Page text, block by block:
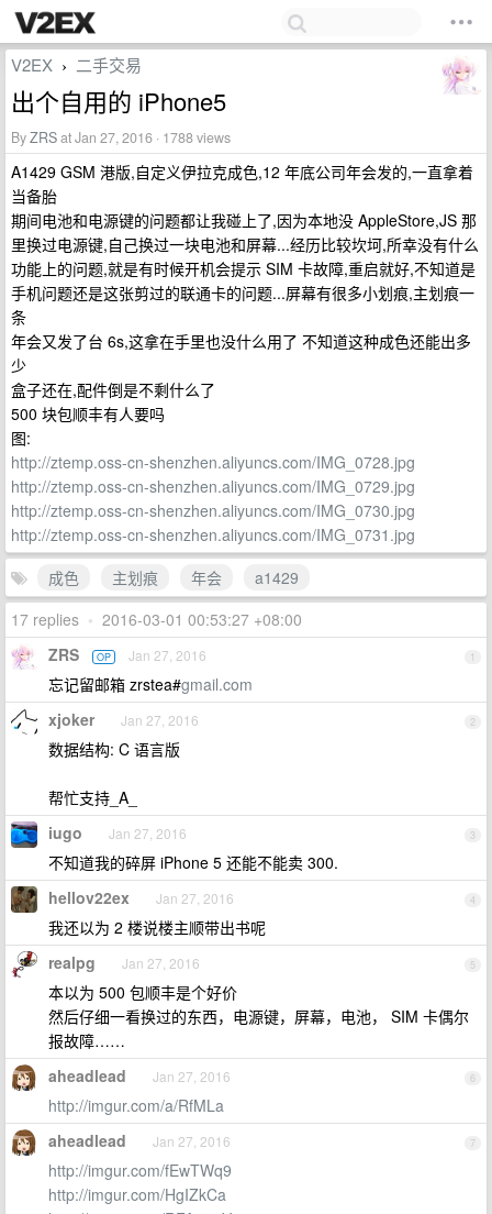
V2EX › 二手交易
出个自用的 iPhone5
ByZRSat Jan 27, 2016 · 1788 views
A1429 GSM 港版,自定义伊拉克成色,12 年底公司年会发的,一直拿着
当备胎
期间电池和电源键的问题都让我碰上了,因为本地没 AppleStore,JS 那
里换过电源键,自己换过一块电池和屏幕...经历比较坎坷,所幸没有什么
功能上的问题,就是有时候开机会提示 SIM 卡故障,重启就好,不知道是
手机问题还是这张剪过的联通卡的问题...屏幕有很多小划痕,主划痕一
条
年会又发了台 6s,这拿在手里也没什么用了 不知道这种成色还能出多
少
盒子还在,配件倒是不剩什么了
500 块包顺丰有人要吗
图:
http://ztemp.oss-cn-shenzhen.aliyuncs.com/IMG_0728.jpg
http://ztemp.oss-cn-shenzhen.aliyuncs.com/IMG_0729.jpg
http://ztemp.oss-cn-shenzhen.aliyuncs.com/IMG_0730.jpg
http://ztemp.oss-cn-shenzhen.aliyuncs.com/IMG_0731.jpg
成色
主划痕 年会
a1429
17 replies • 2016-03-01 00:53:27 +08:00
1
ZRS OP Jan 27, 2016
忘记留邮箱 zrstea#gmail.com
2
xjoker Jan 27, 2016
数据结构: C 语言版
帮忙支持_A_
3
iugo Jan 27, 2016
不知道我的碎屏 iPhone 5 还能不能卖 300.
4
hellov22ex Jan 27, 2016
我还以为 2 楼说楼主顺带出书呢
5
realpg Jan 27, 2016
本以为 500 包顺丰是个好价
然后仔细一看换过的东西，电源键，屏幕，电池， SIM 卡偶尔
报故障……
6
aheadlead Jan 27, 2016
http://imgur.com/a/RfMLa
7
aheadlead Jan 27, 2016
http://imgur.com/fEwTWq9
http://imgur.com/HgIZkCa